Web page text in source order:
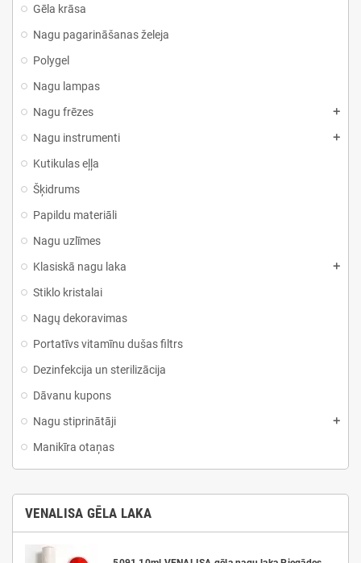
Gēla krāsa
Nagu pagarināšanas želeja
Polygel
Nagu lampas
Nagu frēzes
Nagu instrumenti
Kutikulas eļļa
Šķidrums
Papildu materiāli
Nagu uzlīmes
Klasiskā nagu laka
Stiklo kristalai
Nagų dekoravimas
Portatīvs vitamīnu dušas filtrs
Dezinfekcija un sterilizācija
Dāvanu kupons
Nagu stiprinātāji
Manikīra otaņas
VENALISA GĒLA LAKA